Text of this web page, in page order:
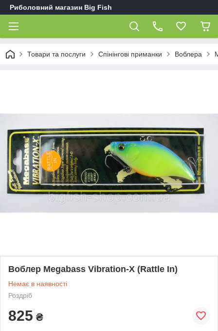
Риболовний магазин Big Fish
Товари та послуги Спінінгові приманки Воблера
Воблер Megabass Vibration-X (Rattle In)
Немає в наявності
Роздріб
825 ₴